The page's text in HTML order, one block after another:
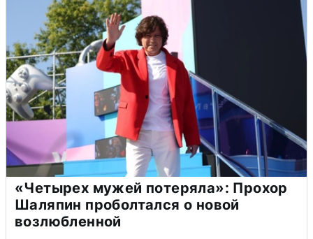
«Четырех мужей потеряла»: Прохор
Шаляпин проболтался о новой
возлюбленной